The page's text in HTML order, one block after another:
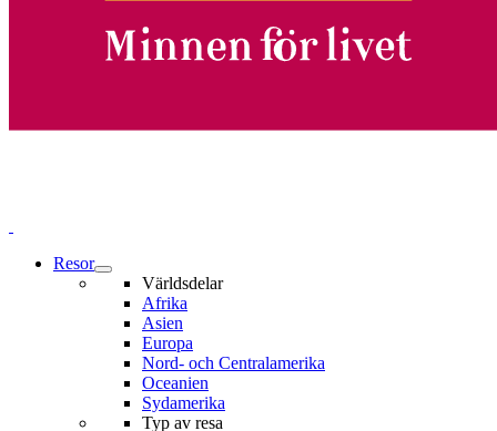
Resor
Världsdelar
Afrika
Asien
Europa
Nord- och Centralamerika
Oceanien
Sydamerika
Typ av resa